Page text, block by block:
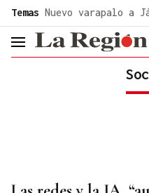
Temas Nuevo varapalo a
header.menu.open